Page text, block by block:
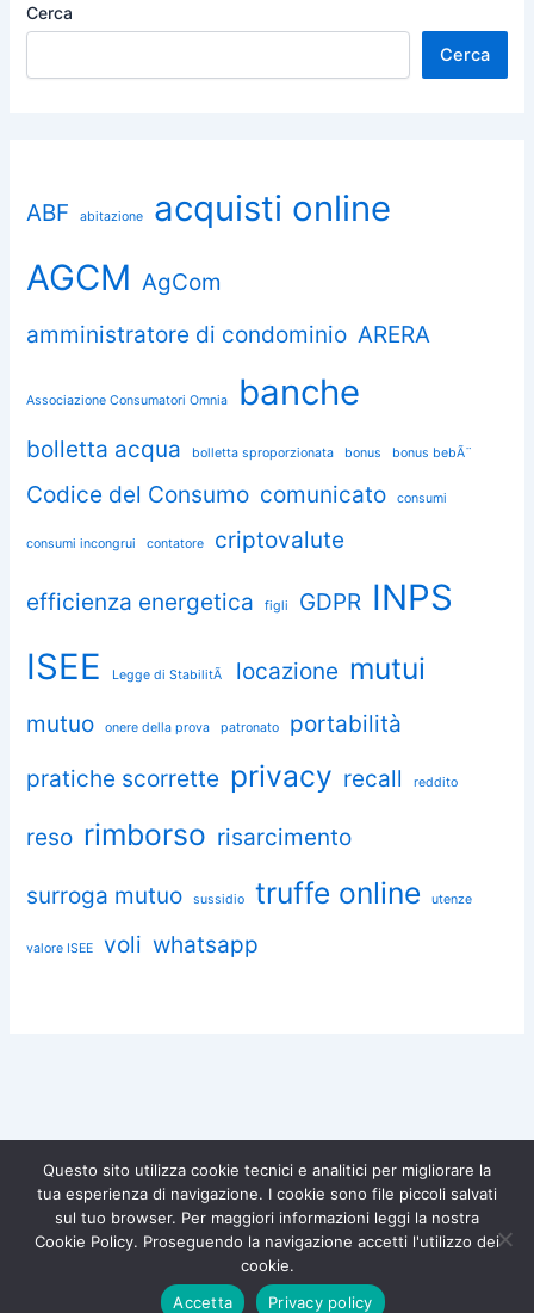
Cerca
Cerca
ABF abitazione
acquisti online
AGCM AgCom
amministratore di condominio ARERA
Associazione Consumatori Omnia banche
bolletta acqua bolletta sproporzionata bonus bonus bebÃ¨
Codice del Consumo comunicato consumi
consumi incongrui contatore criptovalute
efficienza energetica figli GDPR INPS
ISEE
Legge di StabilitÃ locazione mutui
mutuo onere della prova patronato
portabilità
pratiche scorrette privacy recall reddito
reso rimborso risarcimento
surroga mutuo sussidio truffe online utenze
valore ISEE voli whatsapp
Copyright © 2026 Associazione Consumatori Omnia – Tutti i diritti
riservati |Privacy Policy|Cookie Policy
Diventa socio di
Associazione Omnia!
Iscriviti gratuitamente e difendi i
tuoi diritti.
Iscriviti ora → ×
Chiedi aiuto a Omnia
Questo sito utilizza cookie tecnici e analitici per migliorare la
tua esperienza di navigazione. I cookie sono file piccoli salvati
sul tuo browser. Per maggiori informazioni leggi la nostra
Cookie Policy. Proseguendo la navigazione accetti l'utilizzo dei
cookie.
Accetta
Privacy policy